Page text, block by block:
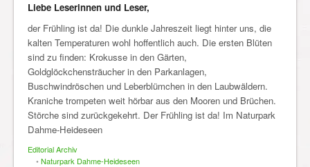
Liebe Leserinnen und Leser,
der Frühling ist da! Die dunkle Jahreszeit liegt hinter uns, die
kalten Temperaturen wohl hoffentlich auch. Die ersten Blüten
sind zu finden: Krokusse in den Gärten,
Goldglöckchensträucher in den Parkanlagen,
Buschwindröschen und Leberblümchen in den Laubwäldern.
Kraniche trompeten weit hörbar aus den Mooren und Brüchen.
Störche sind zurückgekehrt. Der Frühling ist da! Im Naturpark
Dahme-Heideseen
Editorial Archiv
• Naturpark Dahme-Heideseen